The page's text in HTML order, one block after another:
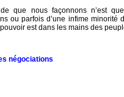
que nous façonnons n’est
ou parfois d’une infime minorité
est dans les mains des
négociations